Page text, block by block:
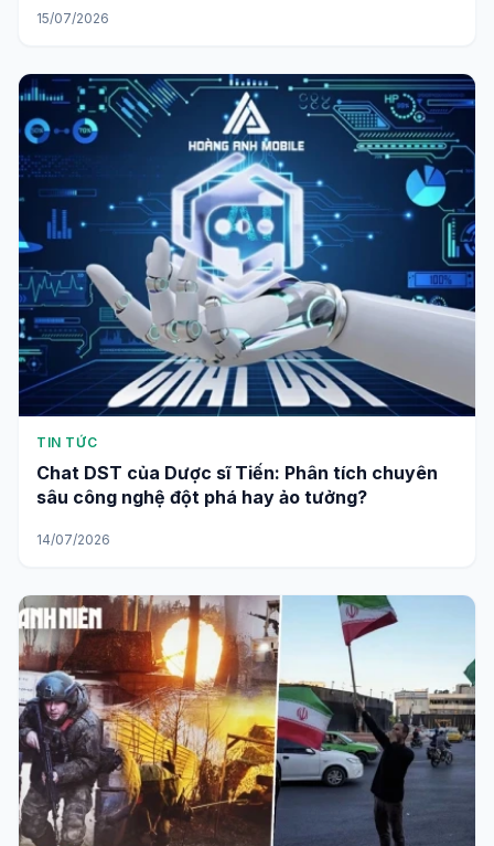
15/07/2026
TIN TỨC
Chat DST của Dược sĩ Tiến: Phân tích chuyên
sâu công nghệ đột phá hay ảo tưởng?
14/07/2026